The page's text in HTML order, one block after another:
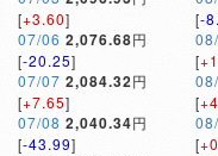
[+3.60]
07/06 2,076.68円
[-20.25]
07/07 2,084.32円
[+7.65]
07/08 2,040.34円
[-43.99]
[-
[
[
[